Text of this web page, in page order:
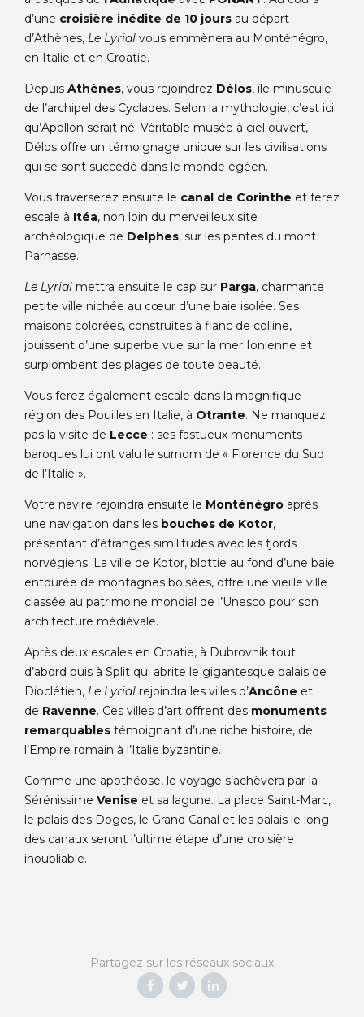
d’une croisière inédite de 10 jours au départ
d’Athènes, Le Lyrial vous emmènera au Monténégro,
en Italie et en Croatie.
Depuis Athènes, vous rejoindrez Délos, île minuscule
de l’archipel des Cyclades. Selon la mythologie, c’est ici
qu’Apollon serait né. Véritable musée à ciel ouvert,
Délos offre un témoignage unique sur les civilisations
qui se sont succédé dans le monde égéen.
Vous traverserez ensuite le canal de Corinthe et ferez
escale à Itéa, non loin du merveilleux site
archéologique de Delphes, sur les pentes du mont
Parnasse.
Le Lyrial mettra ensuite le cap sur Parga, charmante
petite ville nichée au cœur d’une baie isolée. Ses
maisons colorées, construites à flanc de colline,
jouissent d’une superbe vue sur la mer Ionienne et
surplombent des plages de toute beauté.
Vous ferez également escale dans la magnifique
région des Pouilles en Italie, à Otrante. Ne manquez
pas la visite de Lecce : ses fastueux monuments
baroques lui ont valu le surnom de « Florence du Sud
de l’Italie ».
Votre navire rejoindra ensuite le Monténégro après
une navigation dans les bouches de Kotor,
présentant d’étranges similitudes avec les fjords
norvégiens. La ville de Kotor, blottie au fond d’une baie
entourée de montagnes boisées, offre une vieille ville
classée au patrimoine mondial de l’Unesco pour son
architecture médiévale.
Après deux escales en Croatie, à Dubrovnik tout
d’abord puis à Split qui abrite le gigantesque palais de
Dioclétien, Le Lyrial rejoindra les villes d’Ancône et
de Ravenne. Ces villes d’art offrent des monuments
remarquables témoignant d’une riche histoire, de
l’Empire romain à l’Italie byzantine.
Comme une apothéose, le voyage s’achèvera par la
Sérénissime Venise et sa lagune. La place Saint-Marc,
le palais des Doges, le Grand Canal et les palais le long
des canaux seront l’ultime étape d’une croisière
inoubliable.
Partagez sur les réseaux sociaux